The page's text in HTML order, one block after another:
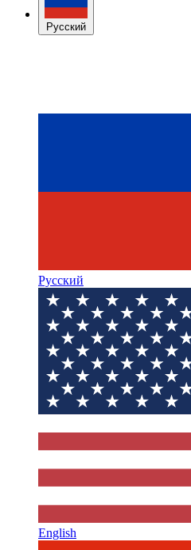
Русский
Русский
English